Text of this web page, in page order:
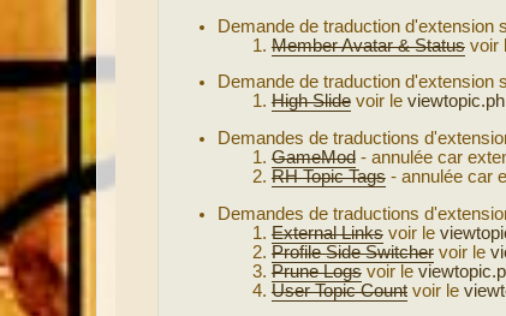
Demande de traduction d'extension
Member Avatar & Statusvoir
Demande de traduction d'extension
High Slidevoir le
Demandes de traductions
GameMod- annulée car
RH Topic Tags- annulée car
Demandes de traductions
External Linksvoir le
Profile Side Switchervoir le
Prune Logsvoir le
User Topic Countvoir le